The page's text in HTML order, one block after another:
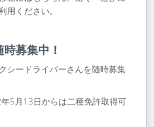
ください。
募集中！
シードライバーさんを随時募集
5月13日からは二種免許取得可